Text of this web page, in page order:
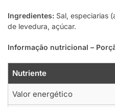
Ingredientes: Sal, especiarias
de levedura, açúcar.
Informação nutricional –
Nutriente
Valor energético